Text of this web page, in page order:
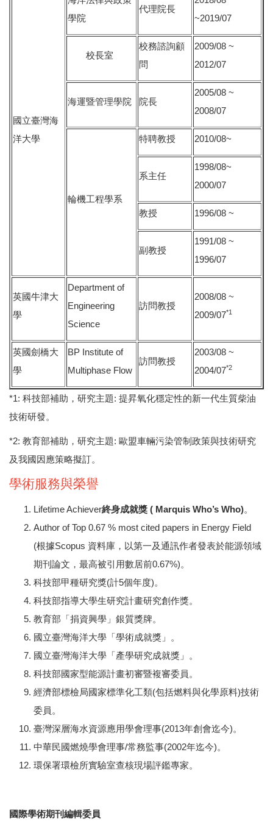
國立臺灣海
洋大學
學院
代理院長
~2019/07
校長室
校務諮詢顧
問
2009/08 ~
2012/07
海運暨管理學院 院長
2005/08 ~
2008/07
輪機工程學系
特聘教授 2010/08~
系主任
1998/08~
2000/07
教授 1996/08 ~
副教授
1991/08 ~
1996/07
英國牛津大
學
Department of
Engineering
Science
訪問教授
2008/08 ~
2009/07*1
英國劍橋大
學
BP Institute of
Multiphase Flow
訪問教授
2003/08 ~
2004/07*2
*1: 科技部補助，研究主題: 提昇氧化穩定性的新一代生質柴油
技術研發。
*2: 教育部補助，研究主題: 歐盟車輛污染管制政策與技術研究
及我國因應策略擬訂。
學術服務與榮譽
Lifetime Achiever終身成就獎 ( Marquis Who’s Who)。
Author of Top 0.67 % most cited papers in Energy Field
(根據Scopus 資料庫，以第一及通訊作者發表於能源領域
期刊論文，最高被引用數居前0.67%)。
科技部甲種研究獎(計5個年度)。
科技部指導大學生研究計畫研究創作獎。
教育部「捐資興學」銀質獎牌。
國立臺灣海洋大學「學術成就獎」。
國立臺灣海洋大學「產學研究成就獎」。
科技部國家型能源計畫初審暨複審委員。
經濟部標檢局國家標準化工類(包括燃料與化學原料)技術
委員。
臺灣深層海水資源應用學會理事(2013年創會迄今)。
中華民國燃燒學會理事/常務監事(2002年迄今)。
環保署環檢所實驗室查核現場評鑑專家。
國際學術期刊編輯委員